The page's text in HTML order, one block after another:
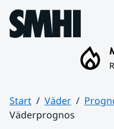
Hoppa till sidans innehåll
Start Väder
Väderprognos